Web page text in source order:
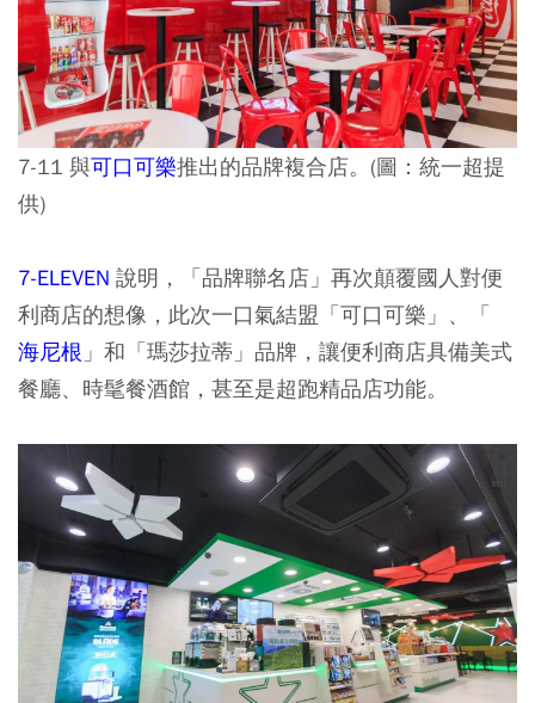
7-11 與可口可樂推出的品牌複合店。(圖：統一超提
供)
7-ELEVEN 說明，「品牌聯名店」再次顛覆國人對便
利商店的想像，此次一口氣結盟「可口可樂」、「
海尼根 」和「瑪莎拉蒂」品牌，讓便利商店具備美式
餐廳、時髦餐酒館，甚至是超跑精品店功能。